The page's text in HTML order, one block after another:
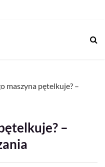
maszyna pętelkuje? –
–